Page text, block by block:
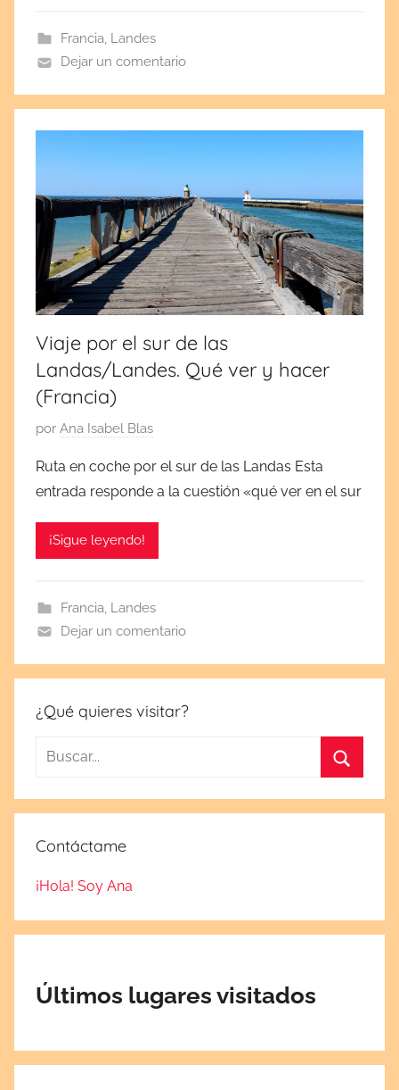
e
l
c
r
e
,
0
2
1
Francia, Landes
Dejar un comentario
Viaje por el sur de las
Landas/Landes. Qué ver y hacer
(Francia)
P
b
l
i
a
e
l
o
c
r
7
2
2
por Ana Isabel Blas
Ruta en coche por el sur de las Landas Esta
entrada responde a la cuestión «qué ver en el sur
¡Sigue leyendo!
Francia, Landes
Dejar un comentario
¿Qué quieres visitar?
Buscar:
Contáctame
¡Hola! Soy Ana
Últimos lugares visitados